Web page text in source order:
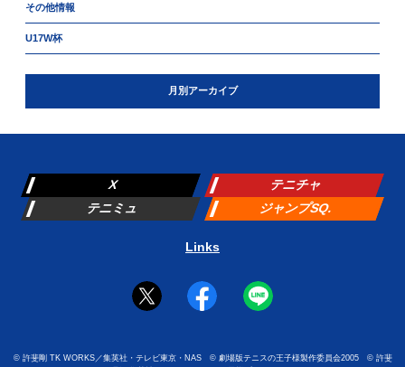
その他情報
U17W杯
月別アーカイブ
X
テニチャ
テニミュ
ジャンプSQ.
Links
©許斐剛 TK WORKS／集英社・テレビ東京・NAS ©劇場版テニスの王子様製作委員会2005 ©許斐